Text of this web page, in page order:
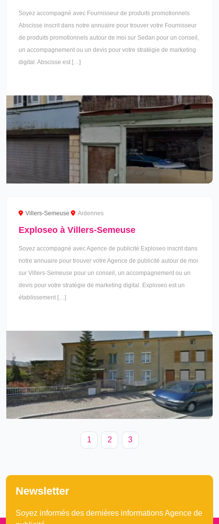
Soyez accompagné avec Fournisseur de produits promotionnels
Abscisse inscrit dans notre annuaire pour trouver votre Fournisseur
de produits promotionnels autour de moi sur Sedan pour un conseil,
un accompagnement ou un devis pour votre stratégie de marketing
digital. Abscisse est […]
Villers-Semeuse Ardennes
Exploseo à Villers-Semeuse
Soyez accompagné avec Agence de publicité Exploseo inscrit dans
notre annuaire pour trouver votre Agence de publicité autour de moi
sur Villers-Semeuse pour un conseil, un accompagnement ou un
devis pour votre stratégie de marketing digital. Exploseo est un
établissement […]
1
(current)
2 3
Newsletter
Soyez informés des dernières informations Agence de